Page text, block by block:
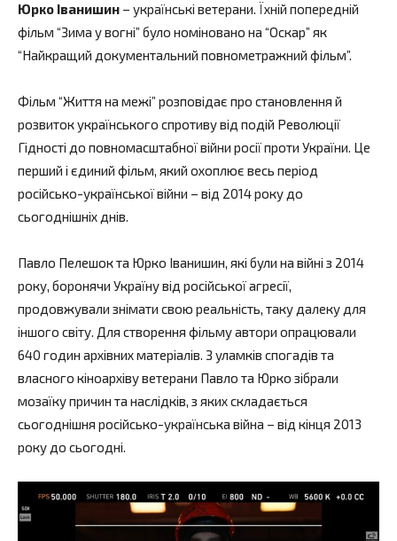
Юрко Іванишин – українські ветерани. Їхній попередній
фільм “Зима у вогні” було номіновано на “Оскар” як
“Найкращий документальний повнометражний фільм”.
Фільм “Життя на межі” розповідає про становлення й
розвиток українського спротиву від подій Революції
Гідності до повномасштабної війни росії проти України. Це
перший і єдиний фільм, який охоплює весь період
російсько-української війни – від 2014 року до
сьогоднішніх днів.
Павло Пелешок та Юрко Іванишин, які були на війні з 2014
року, боронячи Україну від російської агресії,
продовжували знімати свою реальність, таку далеку для
іншого світу. Для створення фільму автори опрацювали
640 годин архівних матеріалів. З уламків спогадів та
власного кіноархіву ветерани Павло та Юрко зібрали
мозаїку причин та наслідків, з яких складається
сьогоднішня російсько-українська війна – від кінця 2013
року до сьогодні.